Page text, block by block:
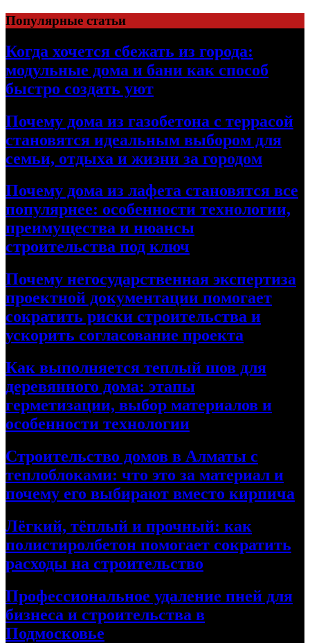
Перейти
к
содержимому
Популярные статьи
Когда хочется сбежать из города:
модульные дома и бани как способ
быстро создать уют
Почему дома из газобетона с террасой
становятся идеальным выбором для
семьи, отдыха и жизни за городом
Почему дома из лафета становятся все
популярнее: особенности технологии,
преимущества и нюансы
строительства под ключ
Почему негосударственная экспертиза
проектной документации помогает
сократить риски строительства и
ускорить согласование проекта
Как выполняется теплый шов для
деревянного дома: этапы
герметизации, выбор материалов и
особенности технологии
Строительство домов в Алматы с
теплоблоками: что это за материал и
почему его выбирают вместо кирпича
Лёгкий, тёплый и прочный: как
полистиролбетон помогает сократить
расходы на строительство
Профессиональное удаление пней для
бизнеса и строительства в
Подмосковье